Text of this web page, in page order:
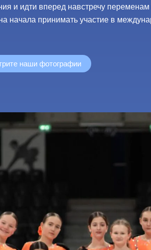
и идти вперед навстречу
начала принимать участие в
наши фотографии